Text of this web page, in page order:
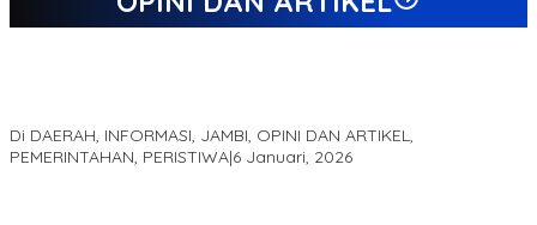
Di DAERAH, INFORMASI, JAMBI, OPINI DAN ARTIKEL,
PEMERINTAHAN, PERISTIWA|6 Januari, 2026